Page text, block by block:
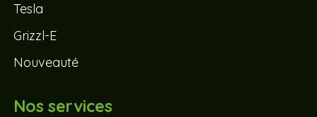
Tesla
Grizzl-E
Nouveauté
Nos services